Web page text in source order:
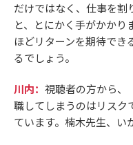
だけではなく、仕事を割
と、とにかく手がかかり
ほどリターンを期待でき
るでしょう。
川内： 視聴者の方から、
職してしまうのはリスク
ています。楠木先生、い